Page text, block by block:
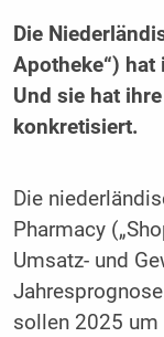
Die
Apotheke“)
Und sie hat
konkretisiert.
Die
Pharmacy
Umsatz- und
sollen 2025 um